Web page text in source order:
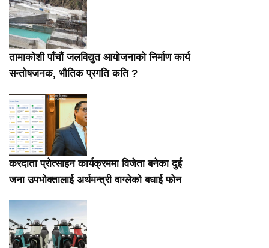
तामाकोशी पाँचौं जलविद्युत आयोजनाको निर्माण कार्य
सन्तोषजनक, भौतिक प्रगति कति ?
करदाता प्रोत्साहन कार्यक्रममा विजेता बनेका दुई
जना उपभोक्तालाई अर्थमन्त्री वाग्लेको बधाई फोन